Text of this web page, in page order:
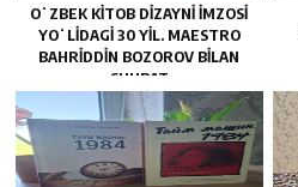
OʻZBEK KITOB DIZAYNI IMZOSI
YOʻLIDAGI 30 YIL. MAESTRO
BAHRIDDIN BOZOROV BILAN
SUHBAT